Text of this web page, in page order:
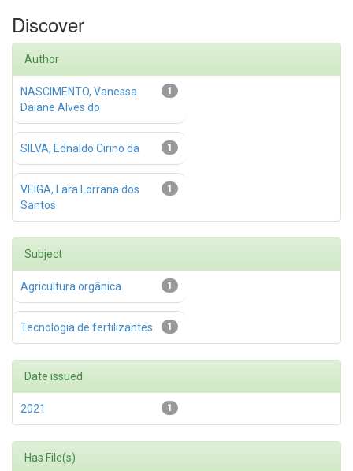
Discover
Author
1
NASCIMENTO, Vanessa
Daiane Alves do
1
SILVA, Ednaldo Cirino da
1
VEIGA, Lara Lorrana dos
Santos
Subject
1
Agricultura orgânica
1
Tecnologia de fertilizantes
Date issued
1
2021
Has File(s)